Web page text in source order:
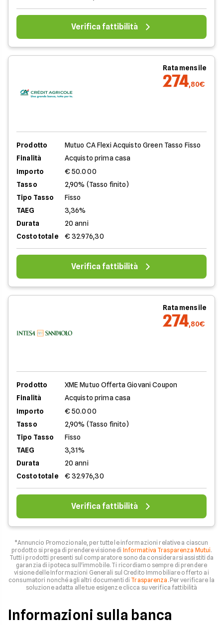
Verifica fattibilità
Rata mensile
274,80€
Prodotto
Mutuo CA Flexi Acquisto Green Tasso Fisso
Finalità
Acquisto prima casa
Importo
€ 50.000
Tasso
2,90% (Tasso finito)
Tipo Tasso
Fisso
TAEG
3,36%
Durata
20 anni
Costo totale
€ 32.976,30
Verifica fattibilità
Rata mensile
274,80€
Prodotto
XME Mutuo Offerta Giovani Coupon
Finalità
Acquisto prima casa
Importo
€ 50.000
Tasso
2,90% (Tasso finito)
Tipo Tasso
Fisso
TAEG
3,31%
Durata
20 anni
Costo totale
€ 32.976,30
Verifica fattibilità
*Annuncio Promozionale, per tutte le informazioni relative a ciascun
prodotto si prega di prendere visione di Informativa Trasparenza Mutui.
Tutti i prodotti presenti sul comparatore sono da considerarsi assistiti da
garanzia di ipoteca sull'immobile. Ti ricordiamo sempre di prendere
visione delle Informazioni Generali sul Credito Immobiliare offerto ai
consumatori nonché agli altri documenti di Trasparenza . Per verificare la
soluzione adatta alle tue esigenze clicca su verifica fattibilità
Informazioni sulla banca